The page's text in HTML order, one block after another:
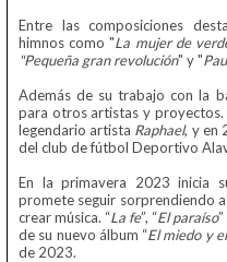
Entre las composiciones
himnos como "La mujer de
"Pequeña gran revolución" y "
Además de su trabajo con la
para otros artistas y proyectos.
legendario artista Raphael, y en
del club de fútbol Deportivo
En la primavera 2023 inicia
promete seguir sorprendiendo
crear música. “La fe”, “El paraíso
de su nuevo álbum “El miedo y
de 2023.